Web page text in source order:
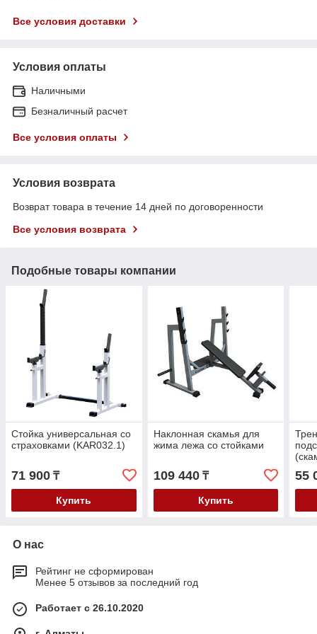
Все условия доставки
Условия оплаты
Наличными
Безналичный расчет
Все условия оплаты
Условия возврата
Возврат товара в течение 14 дней по договоренности
Все условия возврата
Подобные товары компании
Стойка универсальная со
страховками (KAR032.1)
71 900 ₸
Купить
Наклонная скамья для
жима лежа со стойками
109 440₸
Купить
55
О нас
Рейтинг не сформирован
Менее 5 отзывов за последний год
Работает с 26.10.2020